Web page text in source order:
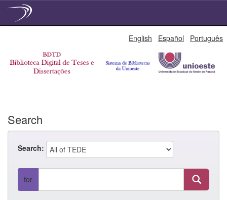
English Español Português
Search
Search:
for